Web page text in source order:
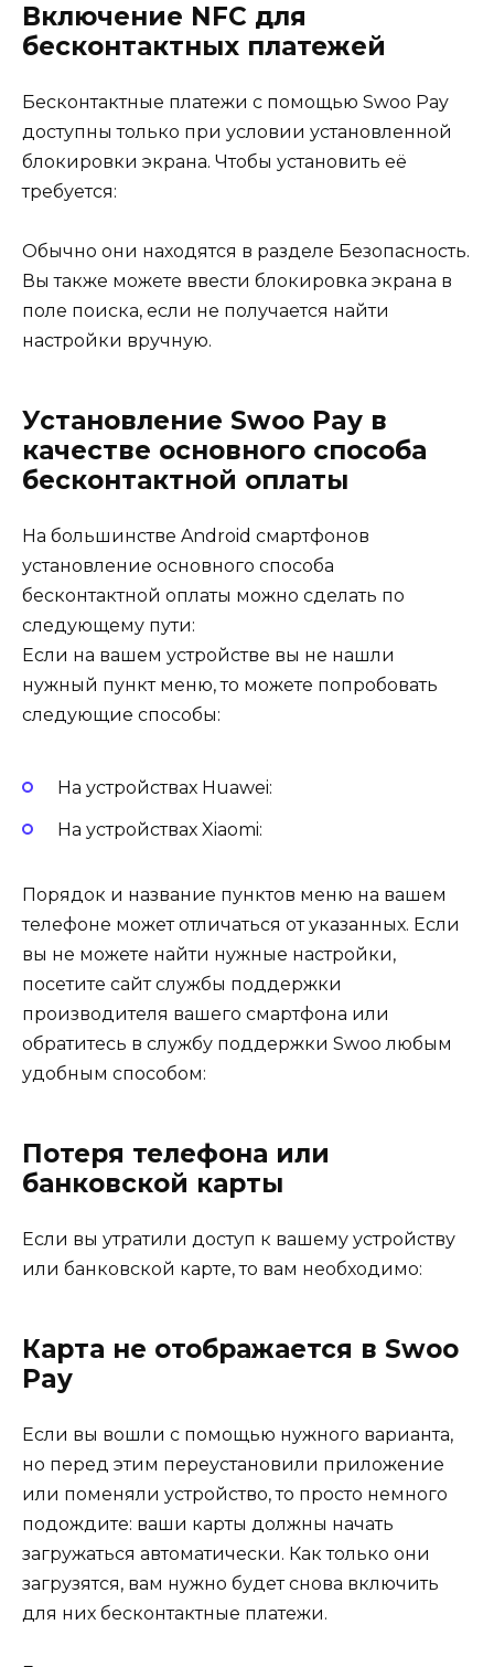
Включение NFC для
бесконтактных платежей
Бесконтактные платежи с помощью Swoo Pay
доступны только при условии установленной
блокировки экрана. Чтобы установить её
требуется:
Обычно они находятся в разделе Безопасность.
Вы также можете ввести блокировка экрана в
поле поиска, если не получается найти
настройки вручную.
Установление Swoo Pay в
качестве основного способа
бесконтактной оплаты
На большинстве Android смартфонов
установление основного способа
бесконтактной оплаты можно сделать по
следующему пути:
Если на вашем устройстве вы не нашли
нужный пункт меню, то можете попробовать
следующие способы:
На устройствах Huawei:
На устройствах Xiaomi:
Порядок и название пунктов меню на вашем
телефоне может отличаться от указанных. Если
вы не можете найти нужные настройки,
посетите сайт службы поддержки
производителя вашего смартфона или
обратитесь в службу поддержки Swoo любым
удобным способом:
Потеря телефона или
банковской карты
Если вы утратили доступ к вашему устройству
или банковской карте, то вам необходимо:
Карта не отображается в Swoo
Pay
Если вы вошли с помощью нужного варианта,
но перед этим переустановили приложение
или поменяли устройство, то просто немного
подождите: ваши карты должны начать
загружаться автоматически. Как только они
загрузятся, вам нужно будет снова включить
для них бесконтактные платежи.